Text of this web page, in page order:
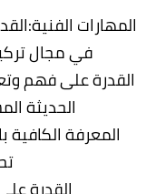
المهارات
في مجال
القدرة على فهم
الحديثة
المعرفة الكافية